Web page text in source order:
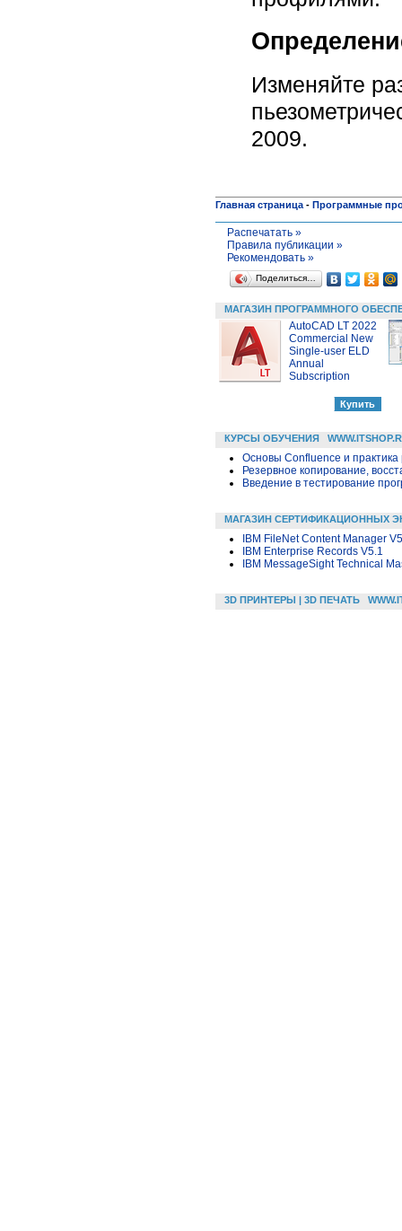
Изменяйте
2009.
Главная страница - Программные
Распечатать »
Правила публикации »
Рекомендовать »
Поделиться…
МАГАЗИН ПРОГРАММНОГО
AutoCAD LT 2022
Commercial New
Single-user ELD
Annual
Subscription
КУРСЫ ОБУЧЕНИЯ
Основы Confluence и
Резервное копирование,
Введение в тестирование
МАГАЗИН СЕРТИФИКАЦИОННЫХ
IBM FileNet Content Manager
IBM Enterprise Records V5.1
IBM MessageSight Technical
3D ПРИНТЕРЫ | 3D ПЕЧАТЬ